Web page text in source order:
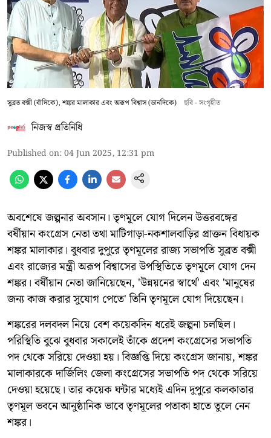
সুব্রত বক্সী (বাঁদিকে), শঙ্কর মালাকার এবং অরূপ বিশ্বাস (ডানদিকে) ছবি - সংগৃহীত
নিজস্ব প্রতিনিধি
Published on:04 Jun 2025, 12:31 pm
অবশেষে জল্পনার অবসান। তৃণমূলে যোগ দিলেন উত্তরবঙ্গের
বর্ষীয়ান কংগ্রেস নেতা তথা মাটিগাড়া-নকশালবাড়ির প্রাক্তন বিধায়ক
শঙ্কর মালাকার। বুধবার দুপুরে তৃণমূলের রাজ্য সভাপতি সুব্রত বক্সী
এবং রাজ্যের মন্ত্রী অরূপ বিশ্বাসের উপস্থিতিতে তৃণমূলে যোগ দেন
শঙ্কর। বর্ষীয়ান নেতা জানিয়েছেন, 'উন্নয়নের স্বার্থে' এবং 'মানুষের
জন্য কাজ করার সুযোগ পেতে' তিনি তৃণমূলে যোগ দিয়েছেন।
শঙ্করের দলবদল নিয়ে বেশ কয়েকদিন ধরেই জল্পনা চলছিল।
পরিস্থিতি বুঝে বুধবার সকালেই তাঁকে প্রদেশ কংগ্রেসের সভাপতি
পদ থেকে সরিয়ে দেওয়া হয়। বিজ্ঞপ্তি দিয়ে কংগ্রেস জানায়, শঙ্কর
মালাকারকে দার্জিলিং জেলা কংগ্রেসের সভাপতি পদ থেকে সরিয়ে
দেওয়া হয়েছে। তার কয়েক ঘন্টার মধ্যেই এদিন দুপুরে কলকাতার
তৃণমূল ভবনে আনুষ্ঠানিক ভাবে তৃণমূলের পতাকা হাতে তুলে নেন
শঙ্কর।